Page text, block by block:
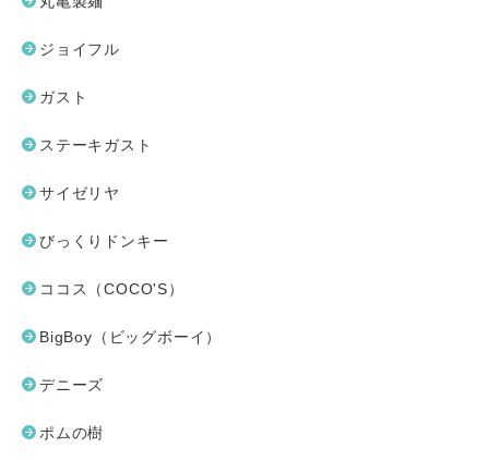
ジョイフル
ガスト
ステーキガスト
サイゼリヤ
びっくりドンキー
ココス（COCO'S）
BigBoy（ビッグボーイ）
デニーズ
ポムの樹